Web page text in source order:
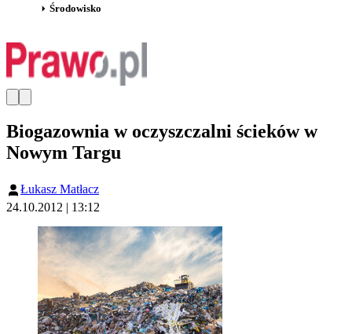
Środowisko
Biogazownia w oczyszczalni ścieków w
Nowym Targu
Łukasz Matłacz
24.10.2012 | 13:12